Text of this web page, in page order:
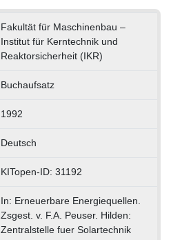
Fakultät für Maschinenbau –
Institut für Kerntechnik und
Reaktorsicherheit (IKR)
Buchaufsatz
1992
Deutsch
KITopen-ID: 31192
In: Erneuerbare Energiequellen.
Zsgest. v. F.A. Peuser. Hilden:
Zentralstelle fuer Solartechnik